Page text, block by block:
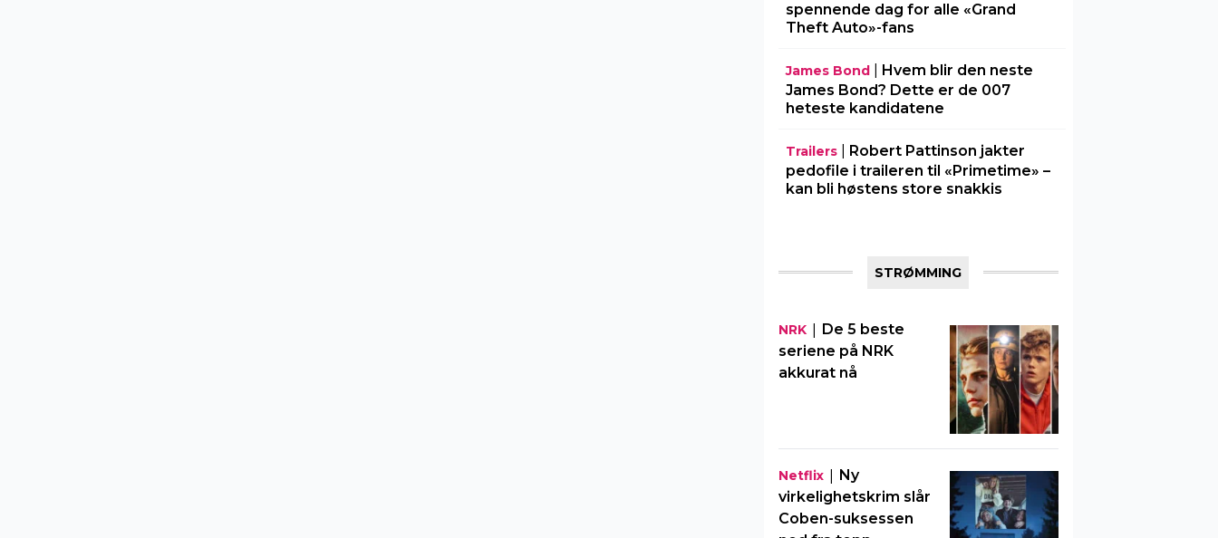
spennende dag for alle «Grand
Theft Auto»-fans
James Bond| Hvem blir den neste
James Bond? Dette er de 007
heteste kandidatene
Trailers| Robert Pattinson jakter
pedofile i traileren til «Primetime» –
kan bli høstens store snakkis
STRØMMING
NRK| De 5 beste
seriene på NRK
akkurat nå
Netflix| Ny
virkelighetskrim slår
Coben-suksessen